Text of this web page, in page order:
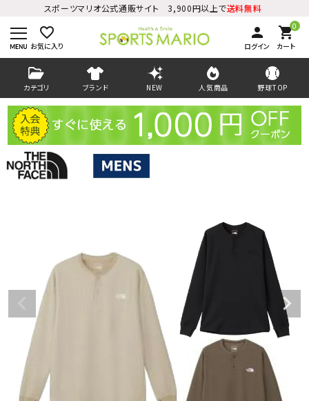
スポーツマリオ公式通販サイト 3,900円以上で送料無料
favorite_border
お気に入り
person
ログイン
0
shopping_cart
カート
カテゴリ ブランド NEW 人気商品 野球TOP
ログイン 会員登録
検索
最近閲覧した商品